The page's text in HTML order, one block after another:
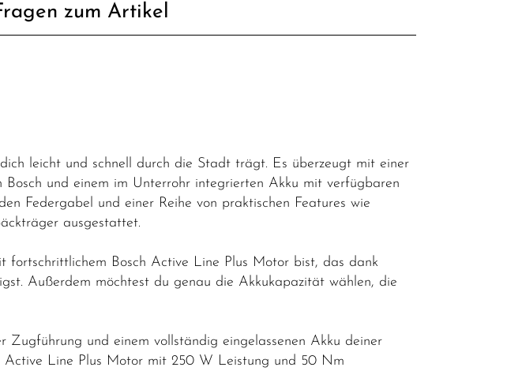
zum Artikel
leicht und schnell durch die Stadt trägt. Es überzeugt mit einer
und einem im Unterrohr integrierten Akku mit verfügbaren
Federgabel und einer Reihe von praktischen Features wie
ausgestattet.
fortschrittlichem Bosch Active Line Plus Motor bist, das dank
Außerdem möchtest du genau die Akkukapazität wählen, die
Zugführung und einem vollständig eingelassenen Akku deiner
Active Line Plus Motor mit 250 W Leistung und 50 Nm